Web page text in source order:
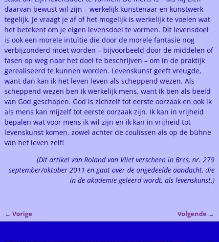
daarvan bewust wil zijn – werkelijk kunstenaar en kunstwerk
tegelijk. Je vraagt je af of het mogelijk is werkelijk te voelen wat
het betekent om je eigen levensdoel te vormen. Dit levensdoel
is ook een morele intuïtie die door de morele fantasie nog
verbijzonderd moet worden – bijvoorbeeld door de middelen of
fasen op weg naar het doel te beschrijven – om in de praktijk
gerealiseerd te kunnen worden. Levenskunst geeft vreugde,
want dan kan ik het leven leven als scheppend wezen. Als
scheppend wezen ben ik werkelijk mens, want ik ben als beeld
van God geschapen. God is zichzelf tot eerste oorzaak en ook ik
als mens kan mijzelf tot eerste oorzaak zijn. Ik kan in vrijheid
bepalen wat voor mens ik wil zijn en ik kan in vrijheid tot
levenskunst komen, zowel achter de coulissen als op de bühne
van het leven zelf!
(Dit artikel van Roland van Vliet verscheen in Bres, nr. 279
september/oktober 2011 en gaat over de ongedeelde aandacht, die
in de akademie geleerd wordt, als levenskunst.)
Bericht navigatie
← Vorige Volgende →